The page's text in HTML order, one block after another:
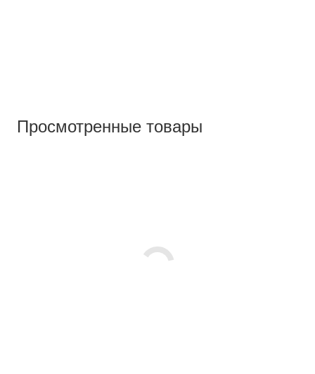
Просмотренные товары